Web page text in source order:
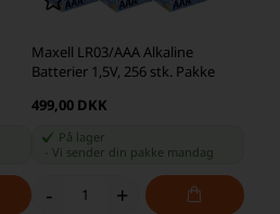
Maxell LR03/AAA Alkaline
Batterier 1,5V, 256 stk. Pakke
499,00 DKK
På lager
Vi sender din pakke mandag
- +